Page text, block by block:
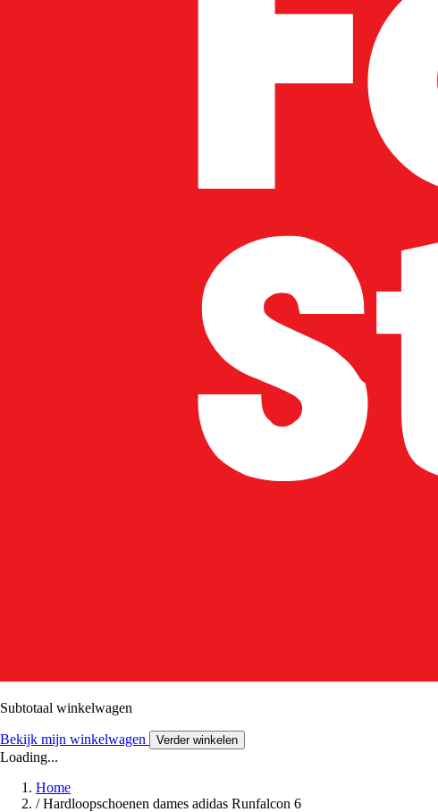
Subtotaal winkelwagen
Bekijk mijn winkelwagen Verder winkelen
Loading...
Home
/ Hardloopschoenen dames adidas Runfalcon 6